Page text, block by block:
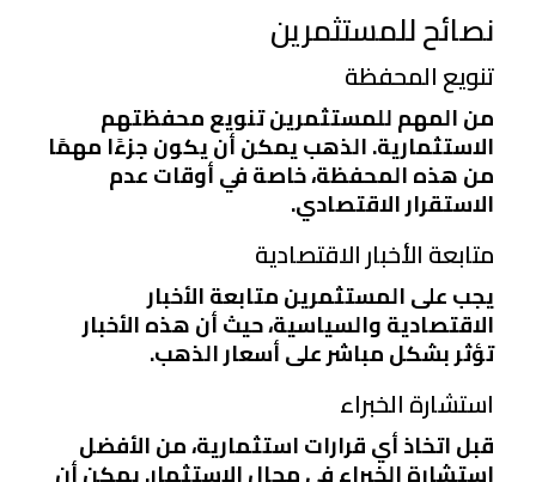
نصائح للمستثمرين
تنويع المحفظة
من المهم للمستثمرين تنويع محفظتهم
الاستثمارية. الذهب يمكن أن يكون جزءًا مهمًا
من هذه المحفظة، خاصة في أوقات عدم
الاستقرار الاقتصادي.
متابعة الأخبار الاقتصادية
يجب على المستثمرين متابعة الأخبار
الاقتصادية والسياسية، حيث أن هذه الأخبار
تؤثر بشكل مباشر على أسعار الذهب.
استشارة الخبراء
قبل اتخاذ أي قرارات استثمارية، من الأفضل
استشارة الخبراء في مجال الاستثمار. يمكن أن